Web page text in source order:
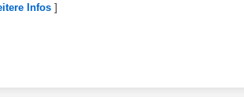
Infos ]